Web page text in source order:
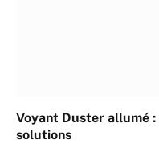
Voyant Duster allumé
solutions